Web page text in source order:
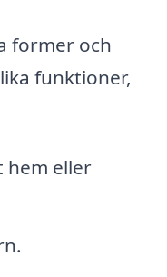
former och
funktioner,
hem eller